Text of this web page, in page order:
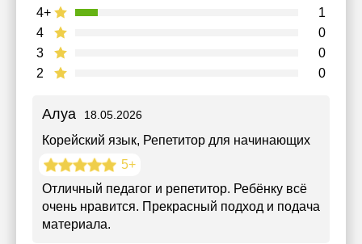
2 0
3 0
4 0
4+ 1
Алуа 18.05.2026
Корейский язык, Репетитор для начинающих
5+
Отличный педагог и репетитор. Ребёнку всё
очень нравится. Прекрасный подход и подача
материала.